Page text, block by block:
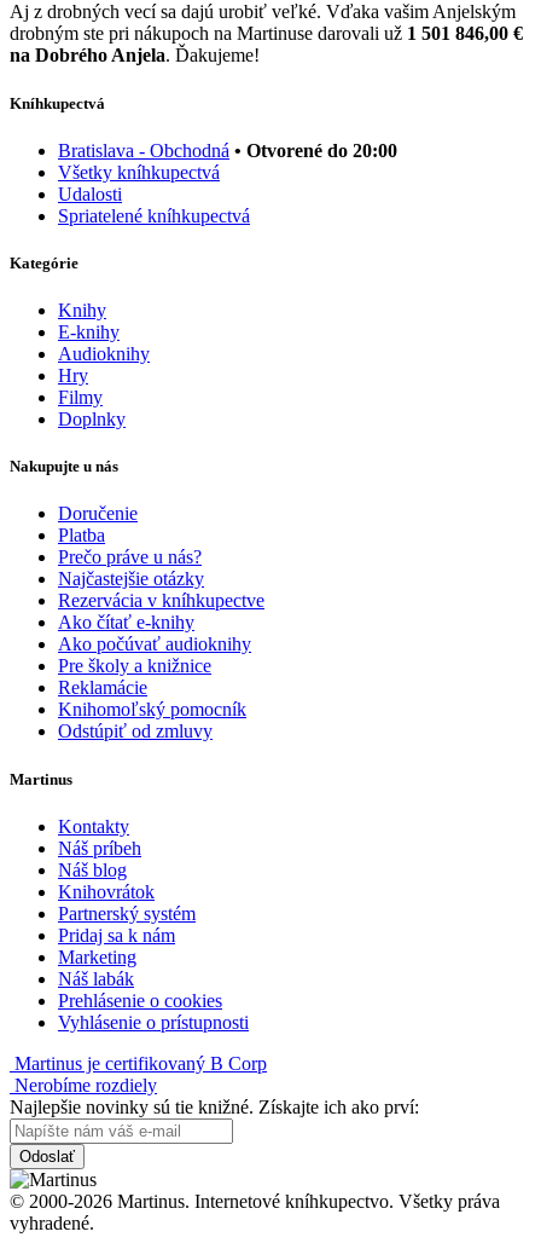
Aj z drobných vecí sa dajú urobiť veľké. Vďaka vašim Anjelským
drobným ste pri nákupoch na Martinuse darovali už 1 501 846,00 €
na Dobrého Anjela. Ďakujeme!
Kníhkupectvá
Bratislava - Obchodná • Otvorené do 20:00
Všetky kníhkupectvá
Udalosti
Spriatelené kníhkupectvá
Kategórie
Knihy
E-knihy
Audioknihy
Hry
Filmy
Doplnky
Nakupujte u nás
Doručenie
Platba
Prečo práve u nás?
Najčastejšie otázky
Rezervácia v kníhkupectve
Ako čítať e-knihy
Ako počúvať audioknihy
Pre školy a knižnice
Reklamácie
Knihomoľský pomocník
Odstúpiť od zmluvy
Martinus
Kontakty
Náš príbeh
Náš blog
Knihovrátok
Partnerský systém
Pridaj sa k nám
Marketing
Náš labák
Prehlásenie o cookies
Vyhlásenie o prístupnosti
Martinus je certifikovaný B Corp
Nerobíme rozdiely
Najlepšie novinky sú tie knižné. Získajte ich ako prví:
Odoslať
© 2000-2026 Martinus. Internetové kníhkupectvo. Všetky práva
vyhradené.